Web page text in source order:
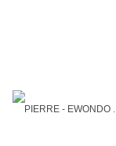
PIERRE - EWONDO .